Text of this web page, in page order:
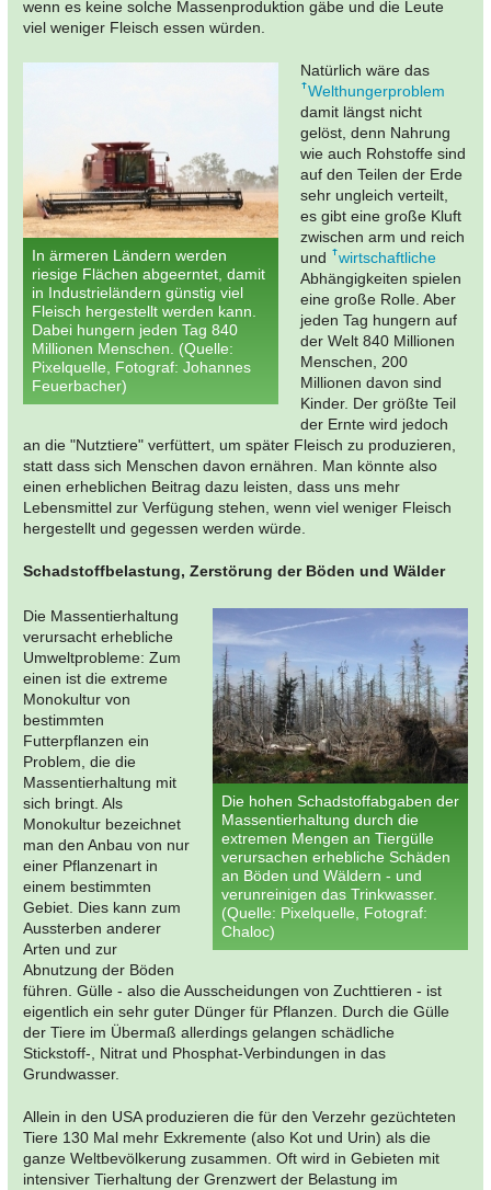
wenn es keine solche Massenproduktion gäbe und die Leute
viel weniger Fleisch essen würden.
In ärmeren Ländern werden
riesige Flächen abgeerntet, damit
in Industrieländern günstig viel
Fleisch hergestellt werden kann.
Dabei hungern jeden Tag 840
Millionen Menschen. (Quelle:
Pixelquelle, Fotograf: Johannes
Feuerbacher)
Natürlich wäre das
Welthungerproblem
damit längst nicht
gelöst, denn Nahrung
wie auch Rohstoffe sind
auf den Teilen der Erde
sehr ungleich verteilt,
es gibt eine große Kluft
zwischen arm und reich
und
wirtschaftliche
Abhängigkeiten spielen
eine große Rolle. Aber
jeden Tag hungern auf
der Welt 840 Millionen
Menschen, 200
Millionen davon sind
Kinder. Der größte Teil
der Ernte wird jedoch
an die "Nutztiere" verfüttert, um später Fleisch zu produzieren,
statt dass sich Menschen davon ernähren. Man könnte also
einen erheblichen Beitrag dazu leisten, dass uns mehr
Lebensmittel zur Verfügung stehen, wenn viel weniger Fleisch
hergestellt und gegessen werden würde.
Schadstoffbelastung, Zerstörung der Böden und Wälder
Die hohen Schadstoffabgaben der
Massentierhaltung durch die
extremen Mengen an Tiergülle
verursachen erhebliche Schäden
an Böden und Wäldern - und
verunreinigen das Trinkwasser.
(Quelle: Pixelquelle, Fotograf:
Chaloc)
Die Massentierhaltung
verursacht erhebliche
Umweltprobleme: Zum
einen ist die extreme
Monokultur von
bestimmten
Futterpflanzen ein
Problem, die die
Massentierhaltung mit
sich bringt. Als
Monokultur bezeichnet
man den Anbau von nur
einer Pflanzenart in
einem bestimmten
Gebiet. Dies kann zum
Aussterben anderer
Arten und zur
Abnutzung der Böden
führen. Gülle - also die Ausscheidungen von Zuchttieren - ist
eigentlich ein sehr guter Dünger für Pflanzen. Durch die Gülle
der Tiere im Übermaß allerdings gelangen schädliche
Stickstoff-, Nitrat und Phosphat-Verbindungen in das
Grundwasser.
Allein in den USA produzieren die für den Verzehr gezüchteten
Tiere 130 Mal mehr Exkremente (also Kot und Urin) als die
ganze Weltbevölkerung zusammen. Oft wird in Gebieten mit
intensiver Tierhaltung der Grenzwert der Belastung im